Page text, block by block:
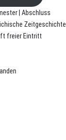
| Abschluss
Zeitgeschichte
freier Eintritt